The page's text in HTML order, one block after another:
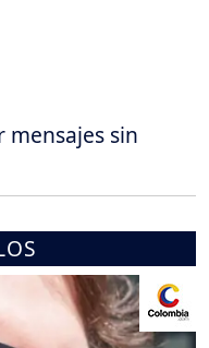
mensajes sin